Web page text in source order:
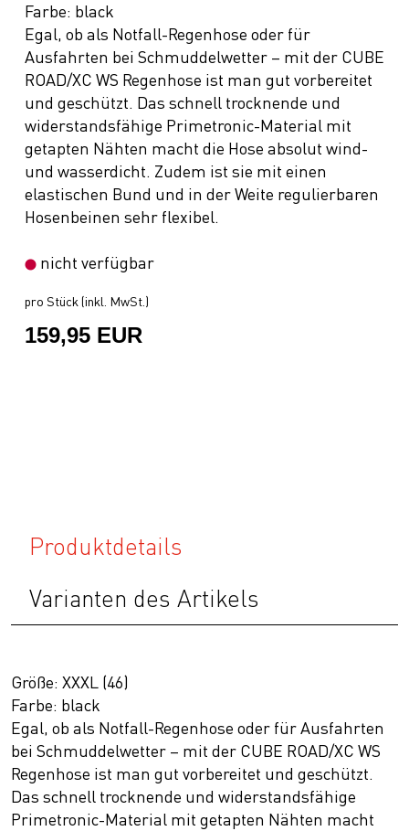
Farbe: black
Egal, ob als Notfall-Regenhose oder für
Ausfahrten bei Schmuddelwetter – mit der CUBE
ROAD/XC WS Regenhose ist man gut vorbereitet
und geschützt. Das schnell trocknende und
widerstandsfähige Primetronic-Material mit
getapten Nähten macht die Hose absolut wind-
und wasserdicht. Zudem ist sie mit einen
elastischen Bund und in der Weite regulierbaren
Hosenbeinen sehr flexibel.
nicht verfügbar
pro Stück (inkl. MwSt.)
159,95 EUR
Produktdetails
Varianten des Artikels
Größe: XXXL (46)
Farbe: black
Egal, ob als Notfall-Regenhose oder für Ausfahrten
bei Schmuddelwetter – mit der CUBE ROAD/XC WS
Regenhose ist man gut vorbereitet und geschützt.
Das schnell trocknende und widerstandsfähige
Primetronic-Material mit getapten Nähten macht